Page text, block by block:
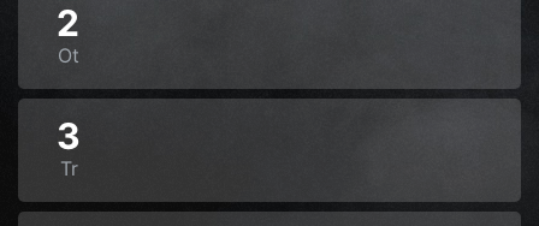
2
Ot
3
Tr